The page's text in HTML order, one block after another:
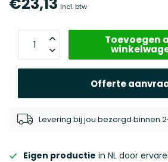
Incl. btw
Toevoegen
Offerte
Levering bij jou bezorgd binnen
Eigen productie in NL door